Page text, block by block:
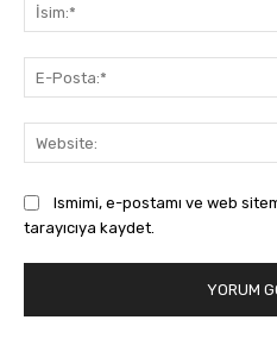
Ismimi, e-postamı ve web
tarayıcıya kaydet.